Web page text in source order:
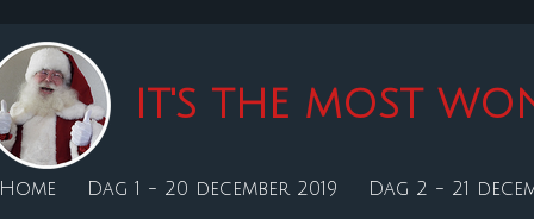
IT'S THE MOST
Home Dag 1 - 20 december 2019 Dag 2 - 21